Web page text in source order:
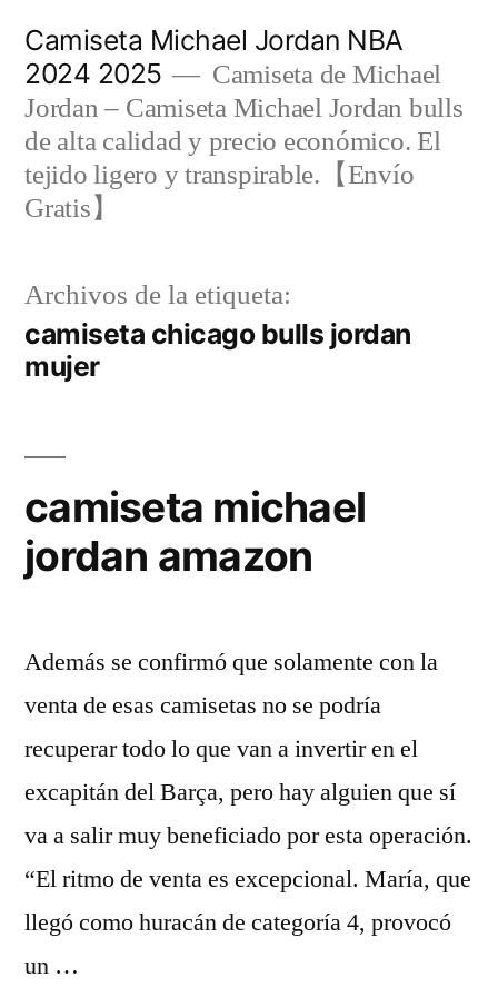
contenido
Camiseta Michael Jordan NBA
2024 2025
Camiseta de Michael
Jordan – Camiseta Michael Jordan bulls
de alta calidad y precio económico. El
tejido ligero y transpirable.【Envío
Gratis】
Archivos de la etiqueta:
camiseta chicago bulls jordan
mujer
camiseta michael
jordan amazon
Además se confirmó que solamente con la
venta de esas camisetas no se podría
recuperar todo lo que van a invertir en el
excapitán del Barça, pero hay alguien que sí
va a salir muy beneficiado por esta operación.
“El ritmo de venta es excepcional. María, que
llegó como huracán de categoría 4, provocó
un …